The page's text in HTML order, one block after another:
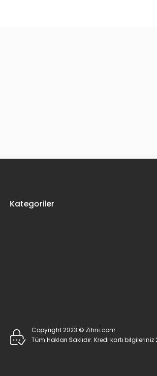
Kategoriler
Copyright 2023 © Zihni.com
Tüm Hakları Saklıdır. Kredi kartı